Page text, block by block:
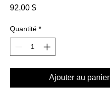
92,00 $Prix
Quantité *
Ajouter au panier